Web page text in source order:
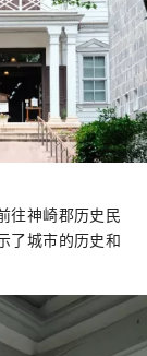
往神崎郡历史民
了城市的历史和